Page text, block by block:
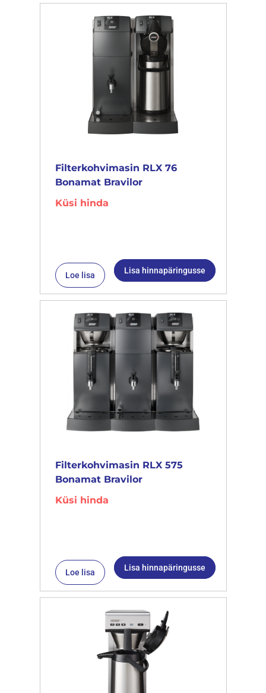
Filterkohvimasin RLX 76
Bonamat Bravilor
Küsi hinda
Loe lisa Lisa hinnapäringusse
Filterkohvimasin RLX 575
Bonamat Bravilor
Küsi hinda
Loe lisa Lisa hinnapäringusse